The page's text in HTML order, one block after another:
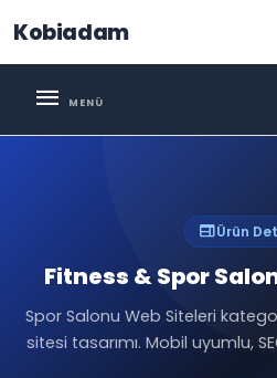
Kobiadam
menu
webÜrün
Fitness & Spor
Spor Salonu Web Siteleri
sitesi tasarımı. Mobil uyumlu,